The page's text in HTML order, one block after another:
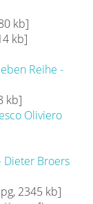
kb]
kb]
Reihe -
kb]
Oliviero
Dieter Broers
2345 kb]